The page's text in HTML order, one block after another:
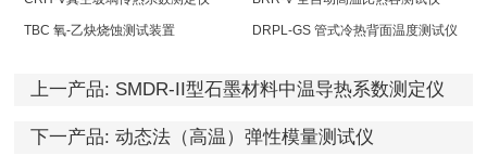
TBC 氧-乙炔烧蚀测试装置 DRPL-GS 管式冷热背面温度测试仪
上一产品: SMDR-II型石墨材料中温导热系数测定仪
下一产品: 动态法（高温）弹性模量测试仪